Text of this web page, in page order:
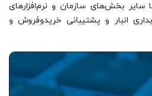
سایر بخش‌های سازمان و نرم‌افزارهای
انبار و پشتیبانی خریدوفروش و